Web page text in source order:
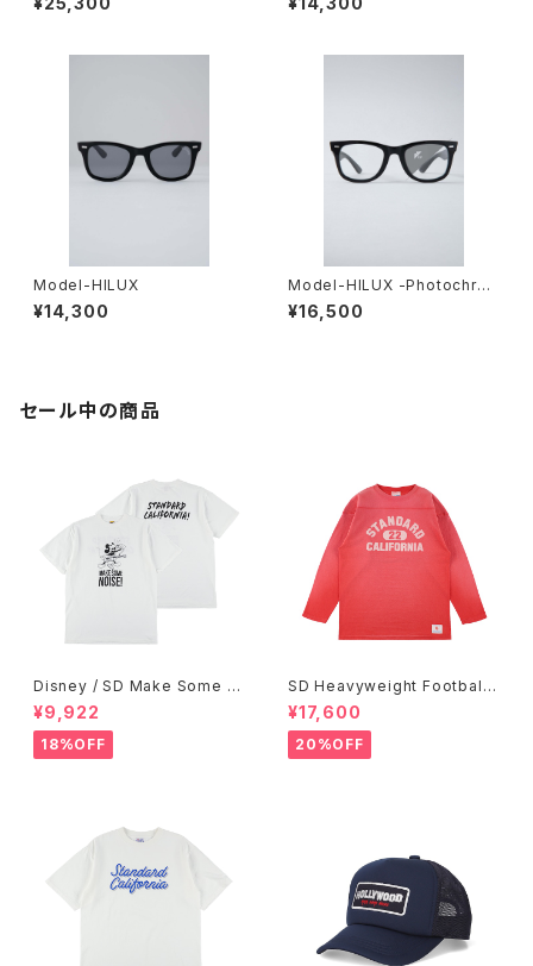
Model-HILUX
¥14,300
Model-HILUX -Photochro
mic-
¥16,500
セール中の商品
Disney / SD Make Some N
oise T
¥9,922
18%OFF
SD Heavyweight Football
Logo LS T VW
¥17,600
20%OFF